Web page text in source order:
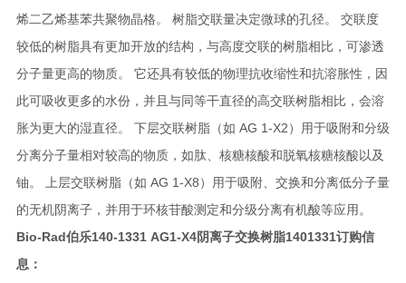
烯二乙烯基苯共聚物晶格。 树脂交联量决定微球的孔径。 交联度
较低的树脂具有更加开放的结构，与高度交联的树脂相比，可渗透
分子量更高的物质。 它还具有较低的物理抗收缩性和抗溶胀性，因
此可吸收更多的水份，并且与同等干直径的高交联树脂相比，会溶
胀为更大的湿直径。 下层交联树脂（如 AG 1-X2）用于吸附和分级
分离分子量相对较高的物质，如肽、核糖核酸和脱氧核糖核酸以及
铀。 上层交联树脂（如 AG 1-X8）用于吸附、交换和分离低分子量
的无机阴离子，并用于环核苷酸测定和分级分离有机酸等应用。
Bio-Rad伯乐140-1331 AG1-X4阴离子交换树脂1401331订购信
息：